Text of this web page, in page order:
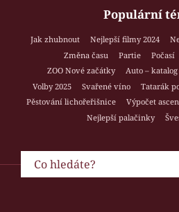
Populární
Jak zhubnout Nejlepší filmy 2024
Změna času
Partie Počasí
ZOO Nové začátky
Auto – katalog
Volby 2025
Svařené víno Tatarák
Pěstování lichořeřišnice
Výpočet
Nejlepší palačinky